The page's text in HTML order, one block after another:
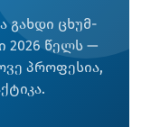
გახდი ცხუმ-
2026 წელს —
პროფესია,